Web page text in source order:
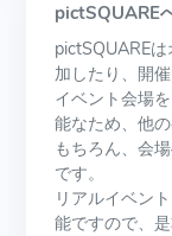
pictSQUARE
pictSQUARE
加したり、開
イベント会場
能なため、他
もちろん、会
です。
リアルイベン
能ですので、